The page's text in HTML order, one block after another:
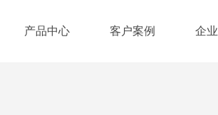
产品中心 客户案例 企